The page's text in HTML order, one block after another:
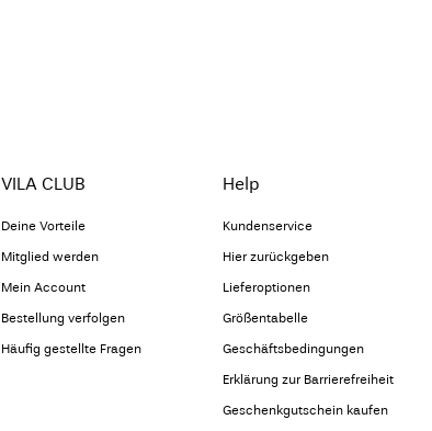
VILA CLUB
Deine Vorteile
Mitglied werden
Mein Account
Bestellung verfolgen
Häufig gestellte Fragen
Help
Kundenservice
Hier zurückgeben
Lieferoptionen
Größentabelle
Geschäftsbedingungen
Erklärung zur Barrierefreiheit
Geschenkgutschein kaufen